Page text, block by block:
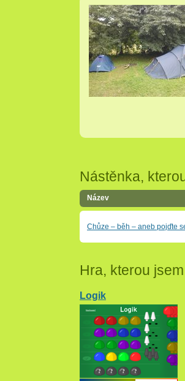
Nástěnka,
Název
Chůze – běh – aneb pojďte
Hra, kterou
Logik